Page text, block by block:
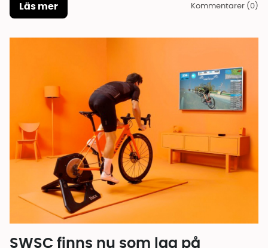
Läs mer Kommentarer (0)
SWSC finns nu som lag på